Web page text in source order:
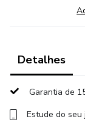
Detalhes
Garantia de
Estude do